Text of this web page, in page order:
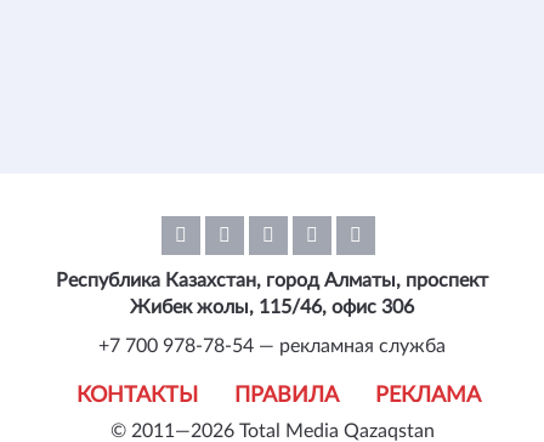
© 2011—2026 Total Media Qazaqstan
КОНТАКТЫ ПРАВИЛА РЕКЛАМА
Республика Казахстан, город Алматы, проспект
Жибек жолы, 115/46, офис 306
+7 700 978-78-54 — рекламная служба